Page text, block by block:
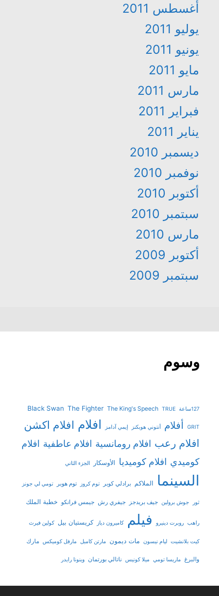
أغسطس 2011
يوليو 2011
يونيو 2011
مايو 2011
مارس 2011
فبراير 2011
يناير 2011
ديسمبر 2010
نوفمبر 2010
أكتوبر 2010
سبتمبر 2010
مارس 2010
أكتوبر 2009
سبتمبر 2009
وسوم
127ساعة Black Swan The Fighter The King's Speech TRUE
GRIT أفلام أنتوني هوبكنز إيمي آدامز افلام افلام اكشن
افلام رعب افلام رومانسية افلام عاطفية افلام
كوميدي افلام كوميديا الأوسكار الجزء الثاني
السينما الملاكم برادلي كوبر توم كروز توم هوبر تومي لي جونز
ثور جوش برولين جيف بريدجز جيفري رش جيمس فرانكو خطبة الملك
راهب روبرت دينيرو فيلم كاميرون دياز كريستيان بيل كولين فيرث
كيت بلانشيت ليام نيسون مات ديمون مارتن كامبل مارفل كوميكس مارك
والبرغ ماريسا تومي ميلا كونيس ناتالي بورتمان وينونا رايدر